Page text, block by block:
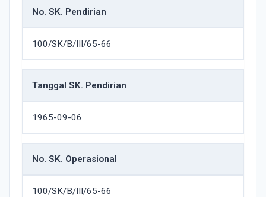
No. SK. Pendirian
100/SK/B/III/65-66
Tanggal SK. Pendirian
1965-09-06
No. SK. Operasional
100/SK/B/III/65-66